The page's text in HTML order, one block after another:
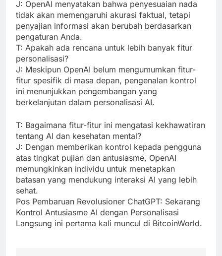
J: OpenAI menyatakan bahwa penyesuaian nada
tidak akan memengaruhi akurasi faktual, tetapi
penyajian informasi akan berubah berdasarkan
pengaturan Anda.
T: Apakah ada rencana untuk lebih banyak fitur
personalisasi?
J: Meskipun OpenAI belum mengumumkan fitur-
fitur spesifik di masa depan, pengenalan kontrol
ini menunjukkan pengembangan yang
berkelanjutan dalam personalisasi AI.
T: Bagaimana fitur-fitur ini mengatasi kekhawatiran
tentang AI dan kesehatan mental?
J: Dengan memberikan kontrol kepada pengguna
atas tingkat pujian dan antusiasme, OpenAI
memungkinkan individu untuk menetapkan
batasan yang mendukung interaksi AI yang lebih
sehat.
Pos Pembaruan Revolusioner ChatGPT: Sekarang
Kontrol Antusiasme AI dengan Personalisasi
Langsung ini pertama kali muncul di BitcoinWorld.